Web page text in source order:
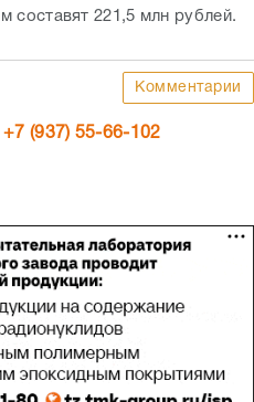
составят 221,5 млн рублей.
Комментарии
+7 (937) 55-66-102